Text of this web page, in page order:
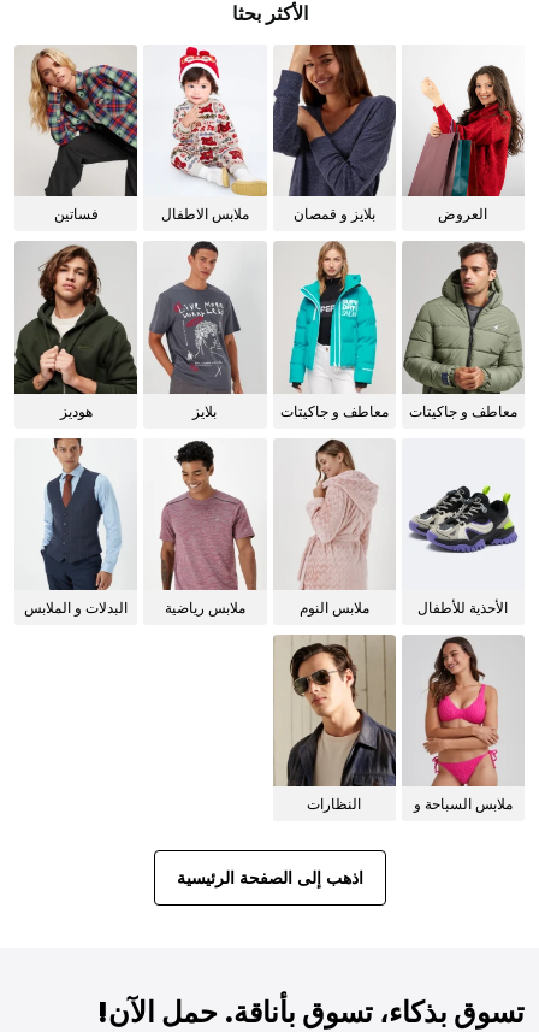
الأكثر بحثا
العروض
بلايز و قمصان
ملابس الاطفال فساتين
معاطف و جاكيتات
معاطف و جاكيتات
بلايز هوديز
الأحذية للأطفال
ملابس النوم
ملابس رياضية
البدلات و الملابس
ملابس السباحة و
النظارات
اذهب إلى الصفحة الرئيسية
تسوق بذكاء، تسوق بأناقة. حمل الآن!